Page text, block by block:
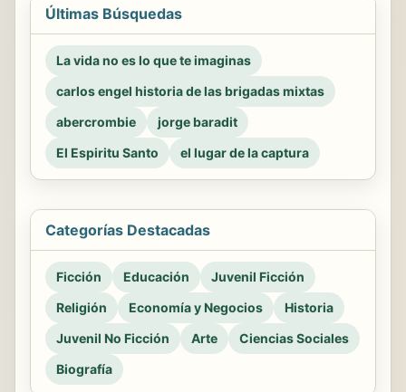
Últimas Búsquedas
La vida no es lo que te imaginas
carlos engel historia de las brigadas mixtas
abercrombie
jorge baradit
El Espiritu Santo
el lugar de la captura
Categorías Destacadas
Ficción Educación
Juvenil Ficción
Religión
Economía y Negocios
Historia
Juvenil No Ficción
Arte
Ciencias Sociales
Biografía